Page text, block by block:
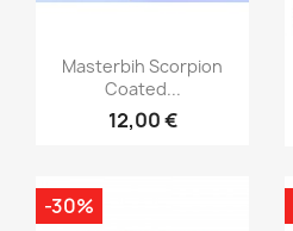
Vorschau
Masterbih Scorpion
Coated...
12,00 €
-30%